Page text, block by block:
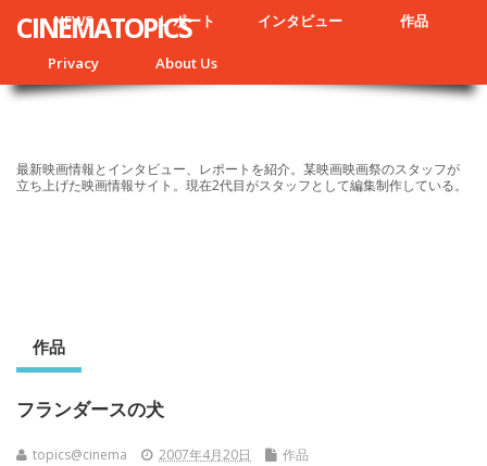
NEWS レポート インタビュー 作品
Privacy About Us
CINEMATOPICS
最新映画情報とインタビュー、レポートを紹介。某映画映画祭のスタッフが
立ち上げた映画情報サイト。現在2代目がスタッフとして編集制作している。
作品
フランダースの犬
topics@cinema 2007年4月20日
作品